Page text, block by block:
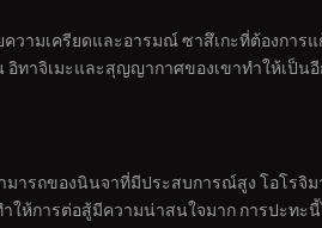
วามเครียดและอารมณ์ ซาสึเกะที่ต้องกา
ทาจิเมะและสุญญากาศของเขาทำให้เป็
ารถของนินจาที่มีประสบการณ์สูง โอโร
ห้การต่อสู้มีความน่าสนใจมาก การปะท